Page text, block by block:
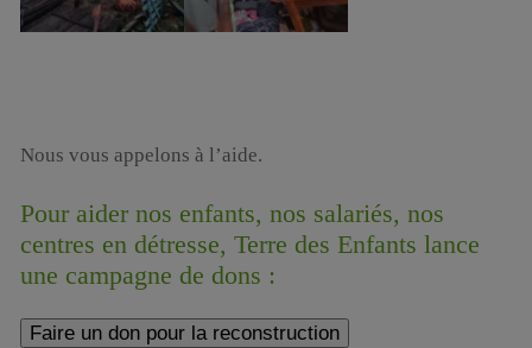
Nous vous appelons à l’aide.
Pour aider nos enfants, nos salariés, nos
centres en détresse, Terre des Enfants lance
une campagne de dons :
Faire un don pour la reconstruction